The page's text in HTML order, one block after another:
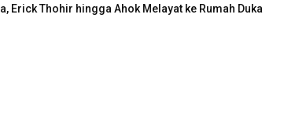
Erick Thohir hingga Ahok Melayat ke Rumah Duka